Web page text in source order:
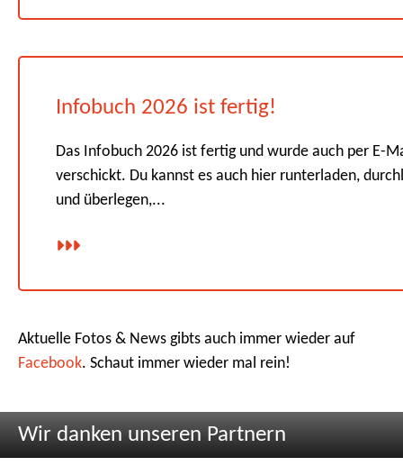
Infobuch 2026 ist fertig!
Das Infobuch 2026 ist fertig und wurde auch per E-
verschickt. Du kannst es auch hier runterladen,
und überlegen,...
Aktuelle Fotos & News gibts auch immer wieder auf
Facebook. Schaut immer wieder mal rein!
Wir danken unseren Partnern